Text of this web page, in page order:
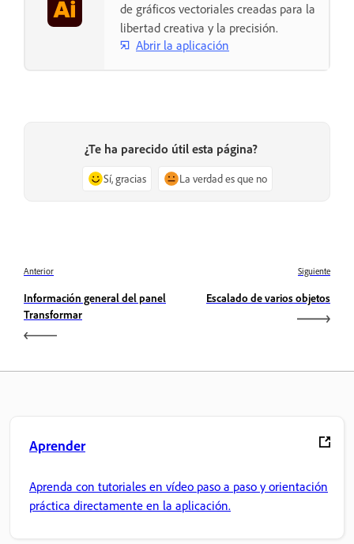
de gráficos vectoriales creadas para la
libertad creativa y la precisión.
Abrir la aplicación
¿Te ha parecido útil esta página?
Sí, gracias La verdad es que no
Anterior
Información general del panel
Transformar
Siguiente
Escalado de varios objetos
Aprender
Aprenda con tutoriales en vídeo paso a paso y orientación
práctica directamente en la aplicación.